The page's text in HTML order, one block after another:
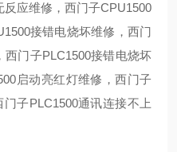
应维修，西门子CPU1500
接错电烧坏维修，西门
门子PLC1500接错电烧坏
启动亮红灯维修，西门子
子PLC1500通讯连接不上